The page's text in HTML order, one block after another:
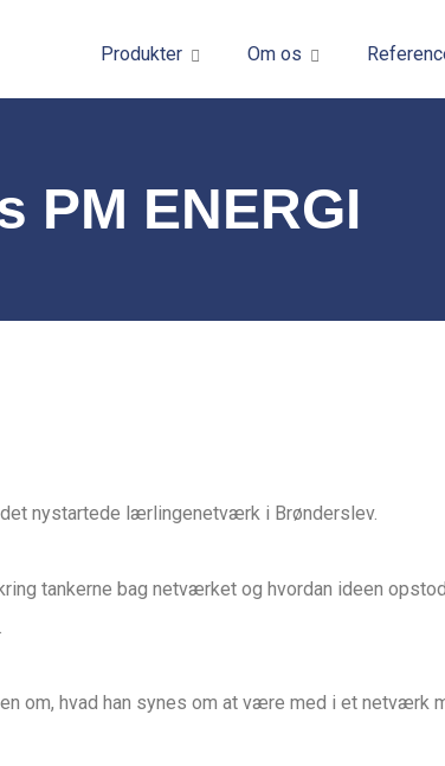
Produkter Om os
PM ENERGI
nystartede lærlingenetværk i Brønderslev.
tankerne bag netværket og hvordan ideen
om, hvad han synes om at være med i et netværk